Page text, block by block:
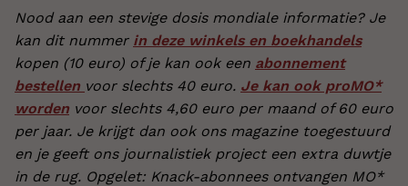
Nood aan een stevige dosis mondiale informatie? Je
kan dit nummer in deze winkels en boekhandels
kopen (10 euro) of je kan ook een abonnement
bestellen voor slechts 40 euro. Je kan ook proMO*
worden voor slechts 4,60 euro per maand of 60 euro
per jaar. Je krijgt dan ook ons magazine toegestuurd
en je geeft ons journalistiek project een extra duwtje
in de rug. Opgelet: Knack-abonnees ontvangen MO*